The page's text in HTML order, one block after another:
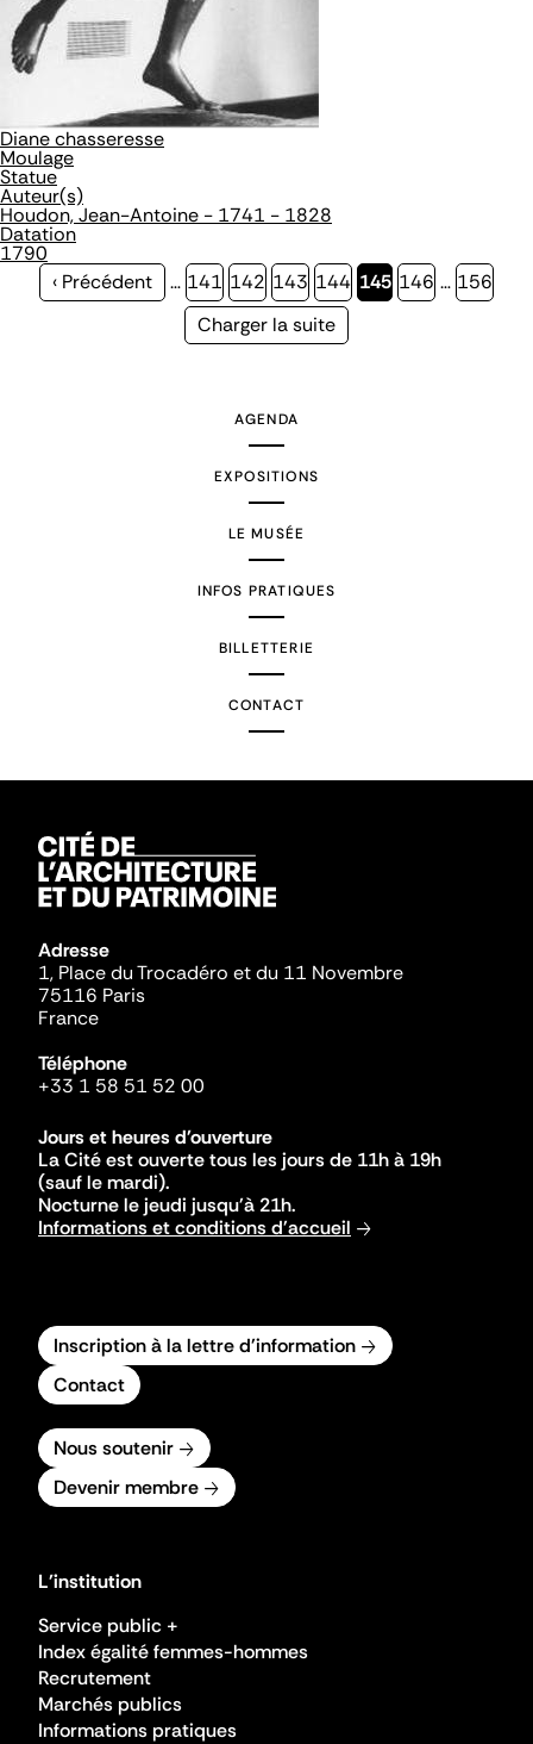
Diane chasseresse
Moulage
Statue
Auteur(s)
Houdon, Jean-Antoine - 1741 - 1828
Datation
1790
Page
‹ Précédent … Page
141 Page
142 Page
143 Page
144 Page
145 Page
146 … Page
156
Page
Charger la suite
AGENDA
EXPOSITIONS
LE MUSÉE
INFOS PRATIQUES
BILLETTERIE
CONTACT
Adresse
1, Place du Trocadéro et du 11 Novembre
75116 Paris
France
Téléphone
+33 1 58 51 52 00
Jours et heures d'ouverture
La Cité est ouverte tous les jours de 11h à 19h
(sauf le mardi).
Nocturne le jeudi jusqu'à 21h.
Informations et conditions d'accueil
Inscription à la lettre d'information
Contact
Nous soutenir
Devenir membre
L'institution
Service public +
Index égalité femmes-hommes
Recrutement
Marchés publics
Informations pratiques